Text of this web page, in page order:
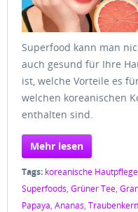
Superfood kann man
auch gesund für Ihre
ist, welche Vorteile es
welchen koreanischen
enthalten sind.
Mehr lesen
Tags: koreanische Hautpflege
Superfoods, Grüner Tee,
Papaya, Ananas,